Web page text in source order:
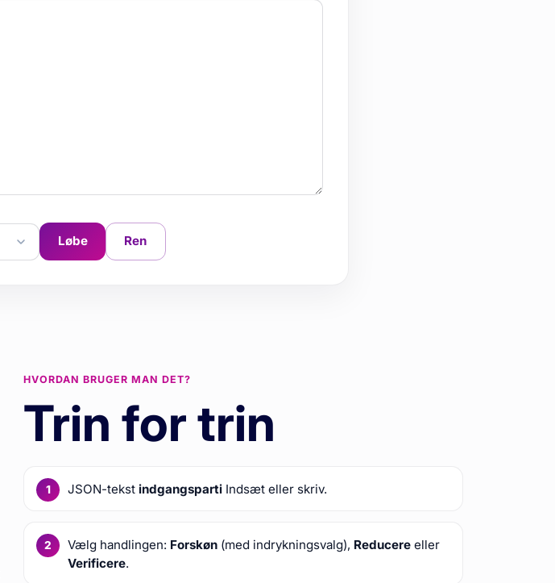
Løbe Ren
HVORDAN BRUGER MAN DET?
Trin for trin
JSON-tekstindgangsparti Indsæt eller skriv.
Vælg handlingen: Forskøn (med indrykningsvalg), Reducere eller
Verificere.